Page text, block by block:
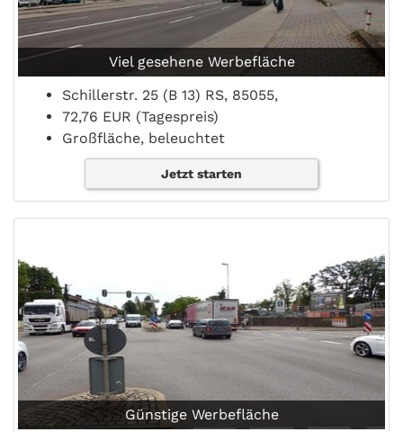
Viel gesehene Werbefläche
Schillerstr. 25 (B 13) RS, 85055,
72,76 EUR (Tagespreis)
Großfläche, beleuchtet
Jetzt starten
Günstige Werbefläche